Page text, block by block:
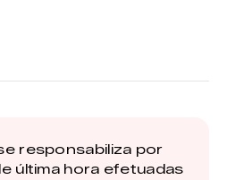
responsabiliza por
última hora efetuadas